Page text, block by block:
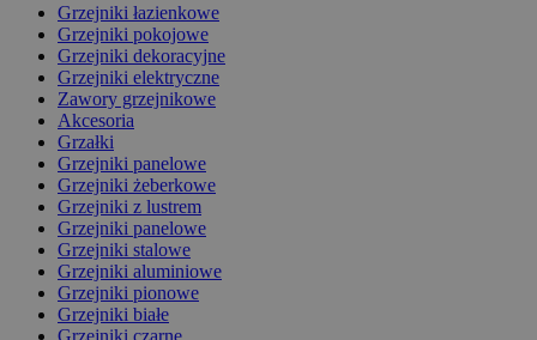
Grzejniki łazienkowe
Grzejniki pokojowe
Grzejniki dekoracyjne
Grzejniki elektryczne
Zawory grzejnikowe
Akcesoria
Grzałki
Grzejniki panelowe
Grzejniki żeberkowe
Grzejniki z lustrem
Grzejniki panelowe
Grzejniki stalowe
Grzejniki aluminiowe
Grzejniki pionowe
Grzejniki białe
Grzejniki czarne